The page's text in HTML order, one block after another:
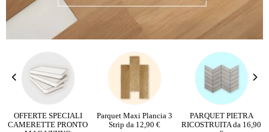
OFFERTE SPECIALI
CAMERETTE PRONTO
Parquet Maxi Plancia 3
Strip da 12,90 €
PARQUET PIETRA
RICOSTRUITA da 16,90